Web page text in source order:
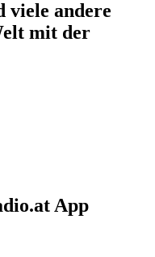
viele andere
mit der
App